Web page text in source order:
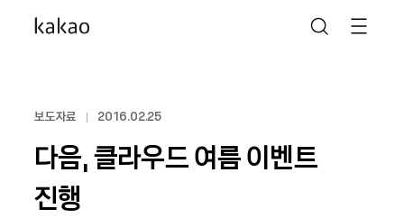
보도자료 2016.02.25
다음, 클라우드 여름 이벤트
진행